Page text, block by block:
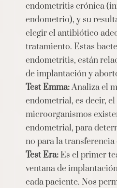
endometritis crónica
endometrio), y su
elegir el antibiótico
tratamiento. Estas
endometritis, están
de implantación y
Test Emma:Analiza el
endometrial, es decir,
microorganismos
endometrial, para
no para la
Test Era:Es el primer
ventana de
cada paciente. Nos